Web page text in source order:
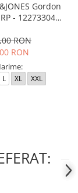
Gordon
- 12273304-
RON
RON
L XL XXL